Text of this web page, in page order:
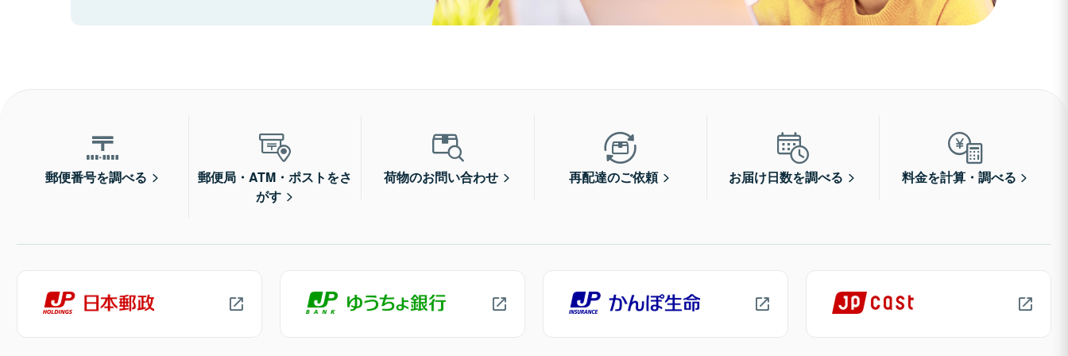
郵便番号を調べる
郵便局・ATM・ポストをさ
がす
荷物のお問い合わせ 再配達のご依頼 お届け日数を調べる 料金を計算・調べる